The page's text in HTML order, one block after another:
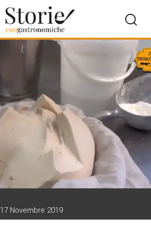
17 Novembre 2019